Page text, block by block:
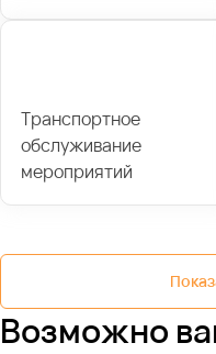
Транспортное
обслуживание
мероприятий
Возможно